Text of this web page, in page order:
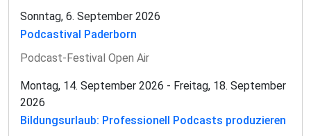
Sonntag, 6. September 2026
Podcastival Paderborn
Podcast-Festival Open Air
Montag, 14. September 2026 - Freitag, 18. September
2026
Bildungsurlaub: Professionell Podcasts produzieren